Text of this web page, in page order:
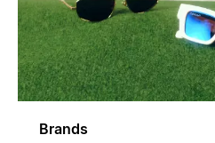
Brands